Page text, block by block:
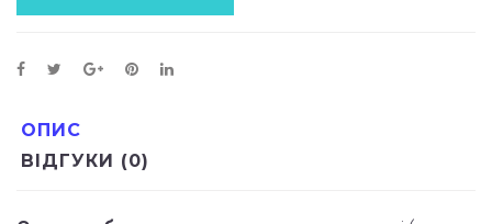
ОПИС
ВІДГУКИ (0)